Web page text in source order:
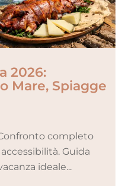
2026:
Mare, Spiagge
completo
Guida
ideale...